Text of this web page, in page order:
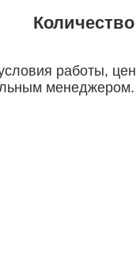
работы,
менеджером.